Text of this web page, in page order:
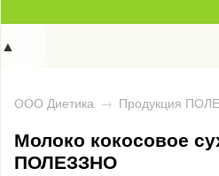
▲
ООО Диетика → Продукция
Молоко кокосовое
ПОЛЕЗЗНО